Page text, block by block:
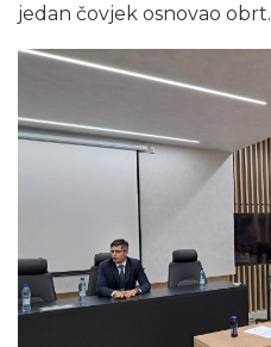
jedan čovjek osnovao obrt.